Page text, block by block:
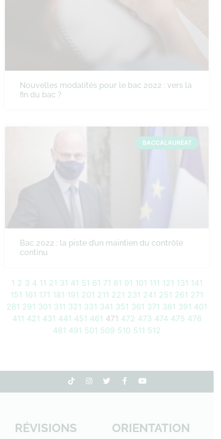
Nouvelles modalités pour le bac 2022 : vers la
fin du bac ?
BACCALAURÉAT
Bac 2022 : la piste d’un maintien du contrôle
continu
1 2 3 4 11 21 31 41 51 61 71 81 91 101 111 121 131 141
151 161 171 181 191 201 211 221 231 241 251 261 271
281 291 301 311 321 331 341 351 361 371 381 391 401
411 421 431 441 451 461 471 472 473 474 475 476
481 491 501 509 510 511 512
RÉVISIONS ORIENTATION